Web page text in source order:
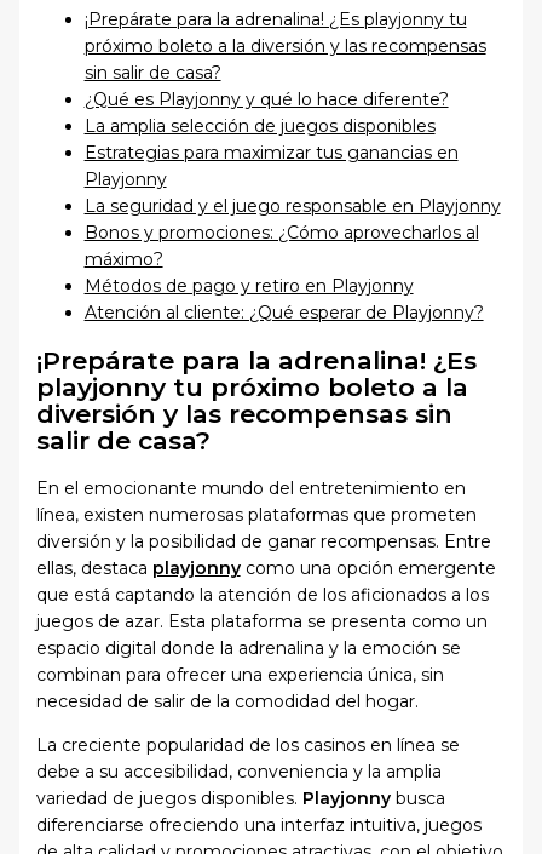
¡Prepárate para la adrenalina! ¿Es playjonny tu
próximo boleto a la diversión y las recompensas
sin salir de casa?
¿Qué es Playjonny y qué lo hace diferente?
La amplia selección de juegos disponibles
Estrategias para maximizar tus ganancias en
Playjonny
La seguridad y el juego responsable en Playjonny
Bonos y promociones: ¿Cómo aprovecharlos al
máximo?
Métodos de pago y retiro en Playjonny
Atención al cliente: ¿Qué esperar de Playjonny?
¡Prepárate para la adrenalina! ¿Es
playjonny tu próximo boleto a la
diversión y las recompensas sin
salir de casa?
En el emocionante mundo del entretenimiento en
línea, existen numerosas plataformas que prometen
diversión y la posibilidad de ganar recompensas. Entre
ellas, destaca playjonnycomo una opción emergente
que está captando la atención de los aficionados a los
juegos de azar. Esta plataforma se presenta como un
espacio digital donde la adrenalina y la emoción se
combinan para ofrecer una experiencia única, sin
necesidad de salir de la comodidad del hogar.
La creciente popularidad de los casinos en línea se
debe a su accesibilidad, conveniencia y la amplia
variedad de juegos disponibles. Playjonnybusca
diferenciarse ofreciendo una interfaz intuitiva, juegos